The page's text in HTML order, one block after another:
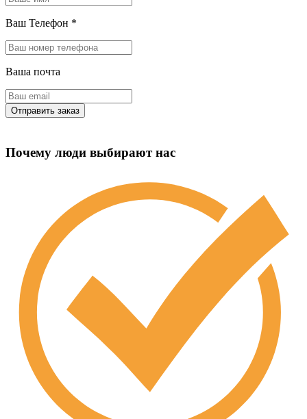
Ваш Телефон *
Ваша почта
Почему люди выбирают нас